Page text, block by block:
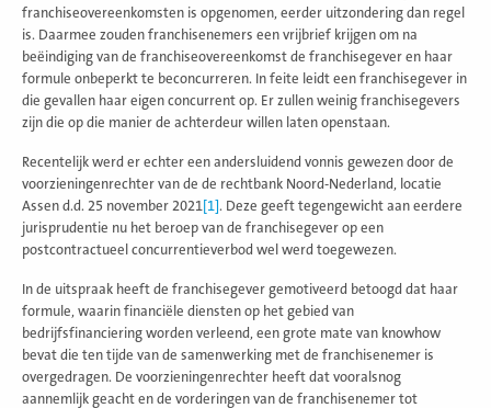
franchiseovereenkomsten is opgenomen, eerder uitzondering dan regel
is. Daarmee zouden franchisenemers een vrijbrief krijgen om na
beëindiging van de franchiseovereenkomst de franchisegever en haar
formule onbeperkt te beconcurreren. In feite leidt een franchisegever in
die gevallen haar eigen concurrent op. Er zullen weinig franchisegevers
zijn die op die manier de achterdeur willen laten openstaan.
Recentelijk werd er echter een andersluidend vonnis gewezen door de
voorzieningenrechter van de de rechtbank Noord-Nederland, locatie
Assen d.d. 25 november 2021[1]. Deze geeft tegengewicht aan eerdere
jurisprudentie nu het beroep van de franchisegever op een
postcontractueel concurrentieverbod wel werd toegewezen.
In de uitspraak heeft de franchisegever gemotiveerd betoogd dat haar
formule, waarin financiële diensten op het gebied van
bedrijfsfinanciering worden verleend, een grote mate van knowhow
bevat die ten tijde van de samenwerking met de franchisenemer is
overgedragen. De voorzieningenrechter heeft dat vooralsnog
aannemlijk geacht en de vorderingen van de franchisenemer tot